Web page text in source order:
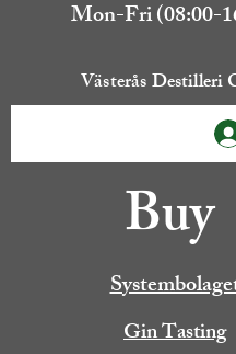
Mon-Fri (08:00-
Västerås Destilleri
Buy
Gin Tasting